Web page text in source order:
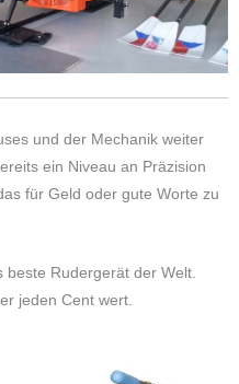
und der Mechanik weiter
ein Niveau an Präzision
für Geld oder gute Worte zu
beste Rudergerät der Welt.
jeden Cent wert.